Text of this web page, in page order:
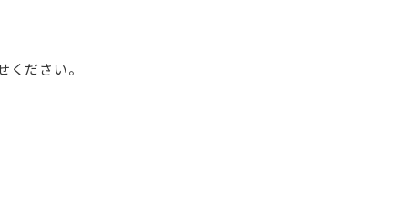
ください。